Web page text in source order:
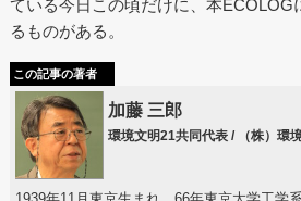
ている今日この頃だけに、本ECOLOG
るものがある。
この記事の著者
加藤 三郎
環境文明21共同代表 / （株）環